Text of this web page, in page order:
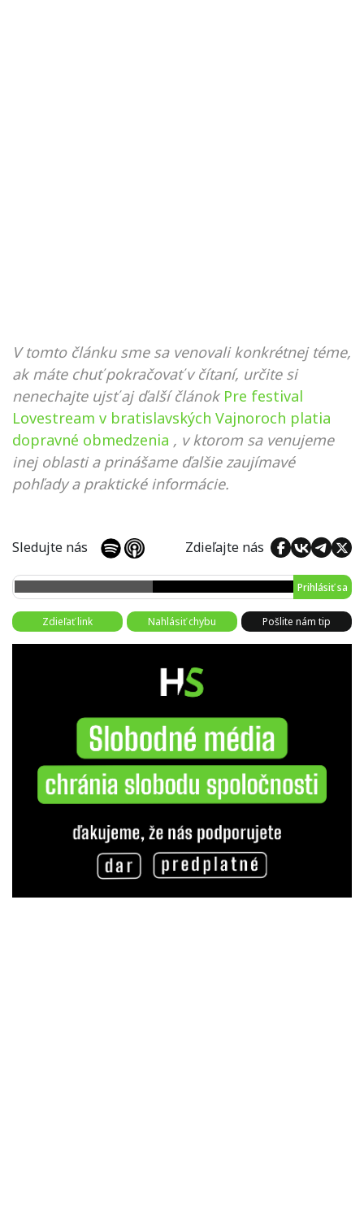
V tomto článku sme sa venovali konkrétnej téme,
ak máte chuť pokračovať v čítaní, určite si
nenechajte ujsť aj ďalší článok Pre festival
Lovestream v bratislavských Vajnoroch platia
dopravné obmedzenia , v ktorom sa venujeme
inej oblasti a prinášame ďalšie zaujímavé
pohľady a praktické informácie.
Sledujte nás Zdieľajte nás
Prihlásiť sa
Zdieľať link Nahlásiť chybu Pošlite nám tip